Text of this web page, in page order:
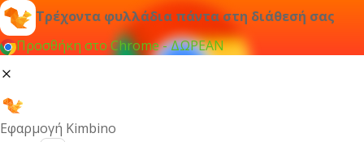
Τρέχοντα φυλλάδια πάντα στη διάθεσή σας
Προσθήκη στο Chrome - ΔΩΡΕΑΝ
Εφαρμογή Kimbino